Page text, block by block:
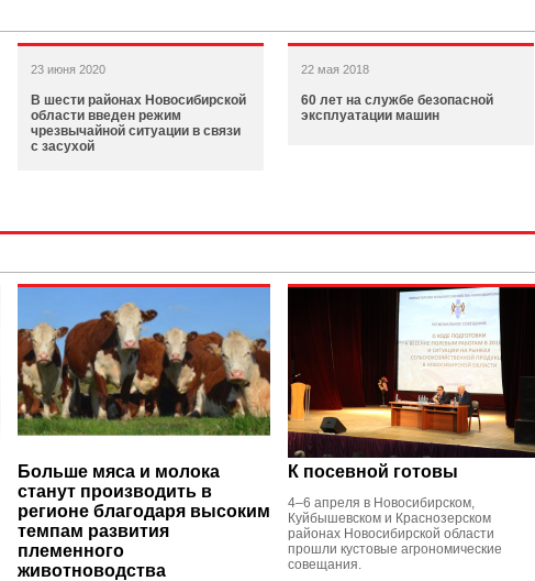
23 июня 2020
В шести районах Новосибирской
области введен режим
чрезвычайной ситуации в связи
с засухой
22 мая 2018
60 лет на службе безопасной
эксплуатации машин
Больше мяса и молока
станут производить в
регионе благодаря высоким
темпам развития
племенного
животноводства
К посевной готовы
4–6 апреля в Новосибирском,
Куйбышевском и Краснозерском
районах Новосибирской области
прошли кустовые агрономические
совещания.